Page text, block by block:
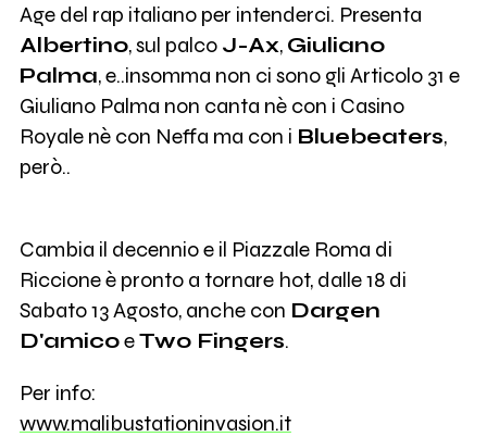
Age del rap italiano per intenderci. Presenta
Albertino, sul palco J-Ax, Giuliano
Palma, e..insomma non ci sono gli Articolo 31 e
Giuliano Palma non canta nè con i Casino
Royale nè con Neffa ma con i Bluebeaters,
però..
Cambia il decennio e il Piazzale Roma di
Riccione è pronto a tornare hot, dalle 18 di
Sabato 13 Agosto, anche con Dargen
D'amicoeTwo Fingers.
Per info:
www.malibustationinvasion.it